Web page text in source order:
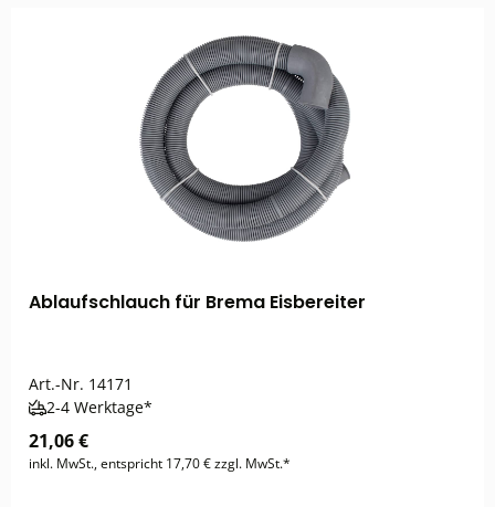
Ablaufschlauch für Brema Eisbereiter
Art.-Nr. 14171
2-4 Werktage*
21,06 €
inkl. MwSt., entspricht 17,70 € zzgl. MwSt.*